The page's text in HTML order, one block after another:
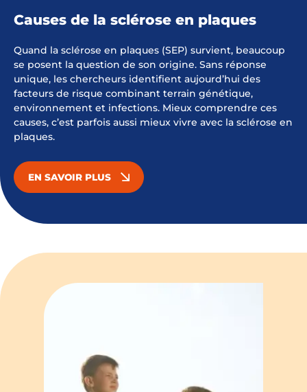
Causes de la sclérose en plaques
Quand la sclérose en plaques (SEP) survient, beaucoup
se posent la question de son origine. Sans réponse
unique, les chercheurs identifient aujourd’hui des
facteurs de risque combinant terrain génétique,
environnement et infections. Mieux comprendre ces
causes, c’est parfois aussi mieux vivre avec la sclérose en
plaques.
EN SAVOIR PLUS